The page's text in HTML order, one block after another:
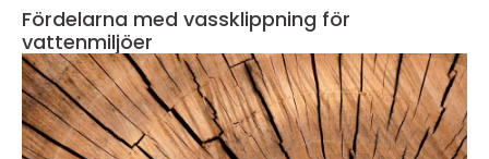
Fördelarna med vassklippning för
vattenmiljöer